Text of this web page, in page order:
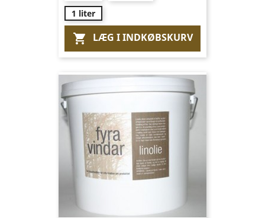
1 liter
 LÆG I INDKØBSKURV